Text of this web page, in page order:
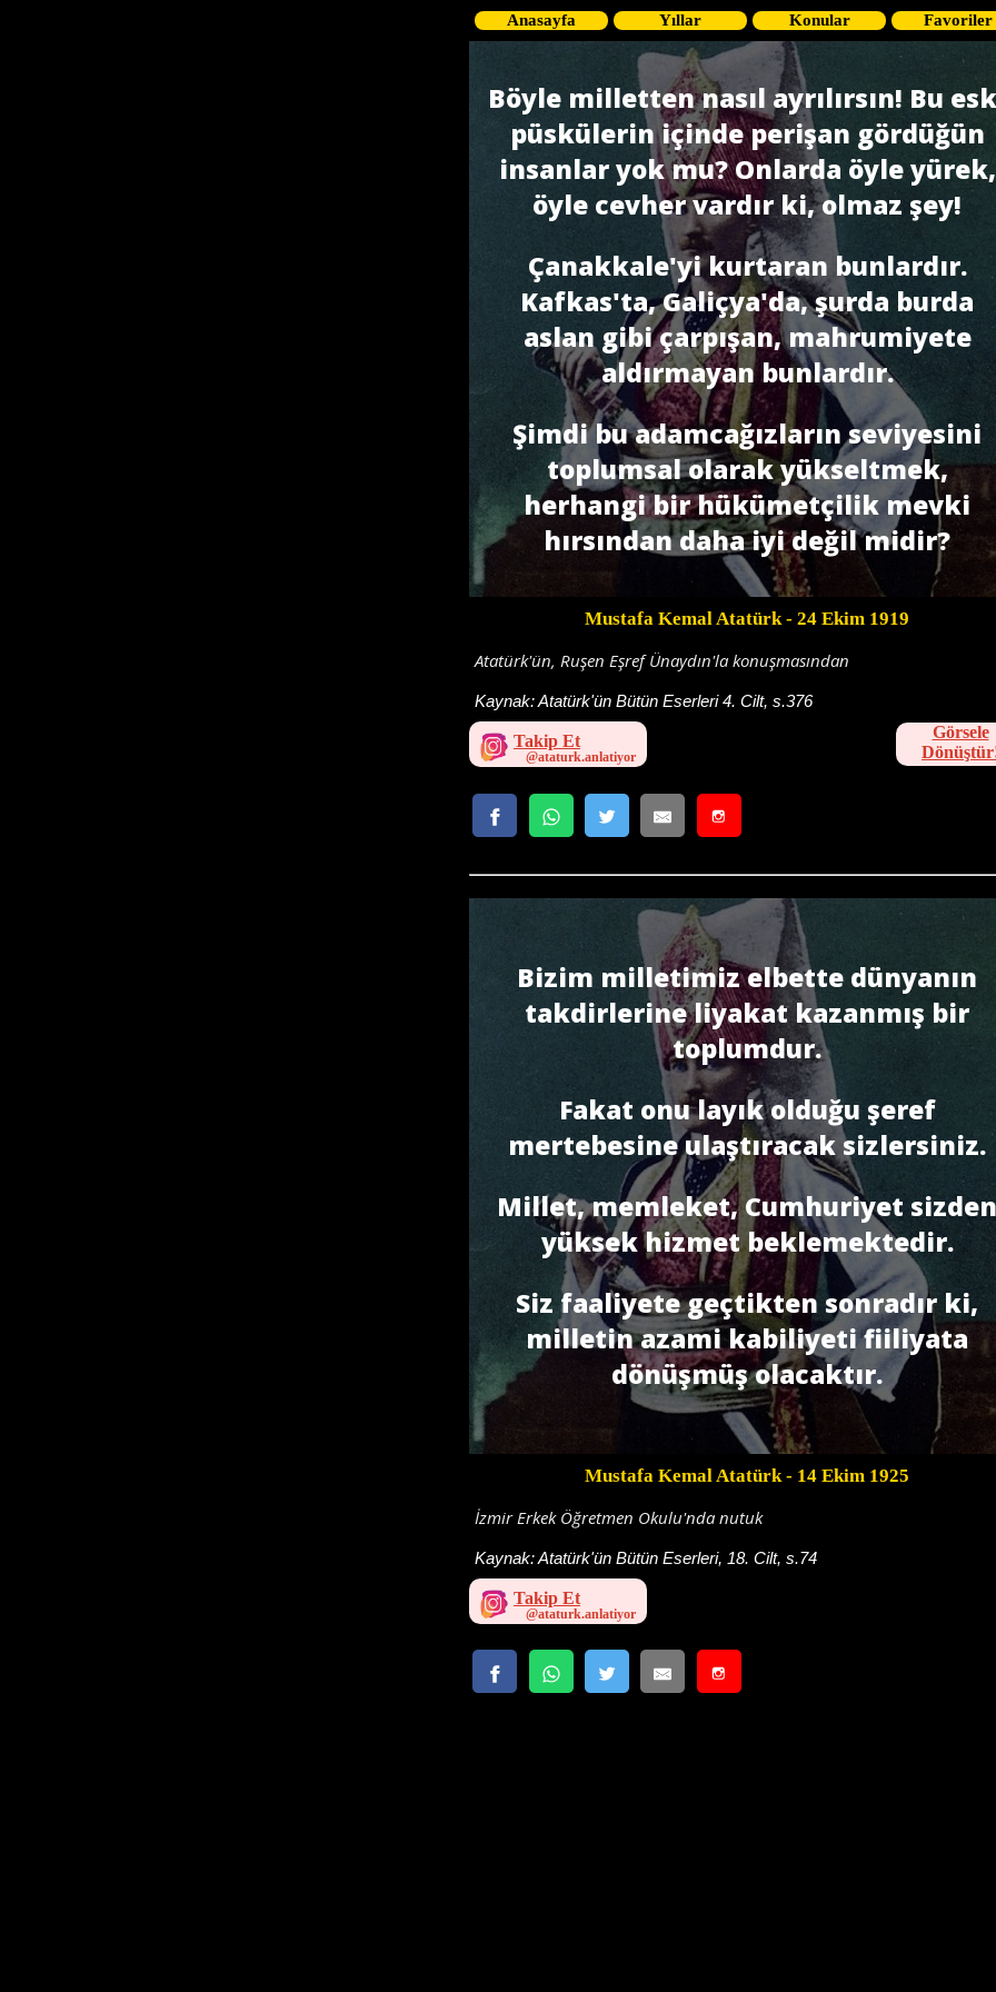
Anasayfa Yıllar Konular Favoriler
Böyle milletten nasıl ayrılırsın! Bu
püskülerin içinde perişan gördüğün
insanlar yok mu? Onlarda öyle yürek,
öyle cevher vardır ki, olmaz şey!
Çanakkale'yi kurtaran bunlardır.
Kafkas'ta, Galiçya'da, şurda burda
aslan gibi çarpışan, mahrumiyete
aldırmayan bunlardır.
Şimdi bu adamcağızların seviyesini
toplumsal olarak yükseltmek,
herhangi bir hükümetçilik mevki
hırsından daha iyi değil midir?
Mustafa Kemal Atatürk- 24 Ekim 1919
Atatürk'ün, Ruşen Eşref Ünaydın'la konuşmasından
Kaynak:Atatürk'ün Bütün Eserleri 4. Cilt, s.376
Takip Et
Görsele
Bizim milletimiz elbette dünyanın
takdirlerine liyakat kazanmış bir
toplumdur.
Fakat onu layık olduğu şeref
mertebesine ulaştıracak sizlersiniz.
Millet, memleket, Cumhuriyet sizden
yüksek hizmet beklemektedir.
Siz faaliyete geçtikten sonradır ki,
milletin azami kabiliyeti fiiliyata
dönüşmüş olacaktır.
Mustafa Kemal Atatürk- 14 Ekim 1925
İzmir Erkek Öğretmen Okulu'nda nutuk
Kaynak:Atatürk'ün Bütün Eserleri, 18. Cilt, s.74
Takip Et